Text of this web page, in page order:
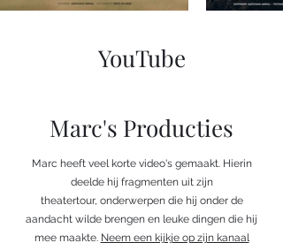
YouTube
Marc's Producties
Marc heeft veel korte video's gemaakt. Hierin
deelde hij fragmenten uit zijn
theatertour, onderwerpen die hij onder de
aandacht wilde brengen en leuke dingen die hij
mee maakte. Neem een kijkje op zijn kanaal